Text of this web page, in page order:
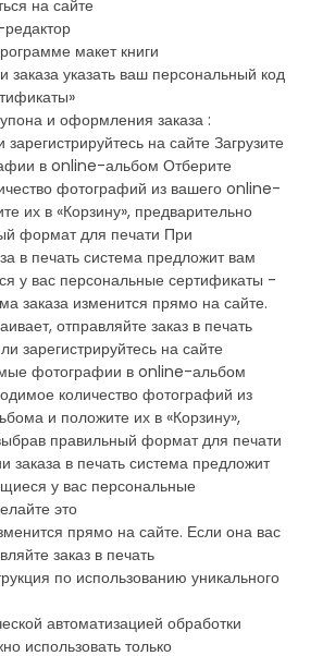
на сайте
макет книги
указать ваш персональный код
и оформления заказа :
зарегистрируйтесь на сайте Загрузите
в online-альбом Отберите
фотографий из вашего online-
их в «Корзину», предварительно
формат для печати При
в печать система предложит вам
у вас персональные сертификаты -
заказа изменится прямо на сайте.
отправляйте заказ в печать
зарегистрируйтесь на сайте
фотографии в online-альбом
количество фотографий из
и положите их в «Корзину»,
правильный формат для печати
в печать система предложит
у вас персональные
это
прямо на сайте. Если она вас
заказ в печать
по использованию уникального
автоматизацией обработки
использовать только